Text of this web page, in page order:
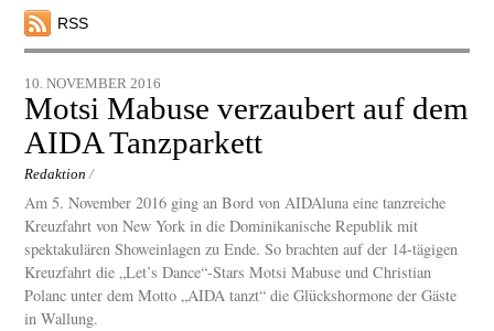
RSS
10. NOVEMBER 2016
Motsi Mabuse verzaubert auf dem
AIDA Tanzparkett
Redaktion /
Am 5. November 2016 ging an Bord von AIDAluna eine tanzreiche
Kreuzfahrt von New York in die Dominikanische Republik mit
spektakulären Showeinlagen zu Ende. So brachten auf der 14-tägigen
Kreuzfahrt die „Let’s Dance“-Stars Motsi Mabuse und Christian
Polanc unter dem Motto „AIDA tanzt“ die Glückshormone der Gäste
in Wallung.